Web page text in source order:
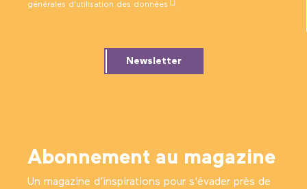
générales d’utilisation des données .
Newsletter
Abonnement au magazine
Un magazine d’inspirations pour s'évader près de